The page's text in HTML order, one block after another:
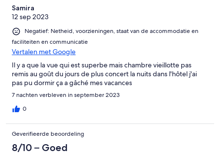
Samira
12 sep 2023
Negatief: Netheid, voorzieningen, staat van de accommodatie en
faciliteiten en communicatie
Vertalen met Google
Il y a que la vue qui est superbe mais chambre vieillotte pas
remis au goût du jours de plus concert la nuits dans l'hôtel j'ai
pas pu dormir ça a gâché mes vacances
7 nachten verbleven in september 2023
0
Geverifieerde beoordeling
8/10 – Goed